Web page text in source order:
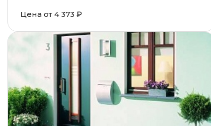
Цена от 4 373 ₽